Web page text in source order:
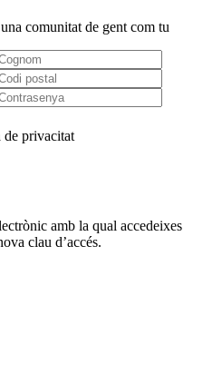
comunitat de gent com tu
privacitat
amb la qual accedeixes
clau d’accés.